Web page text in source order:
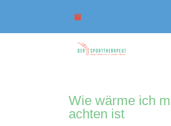
Wie wärme ich
achten ist